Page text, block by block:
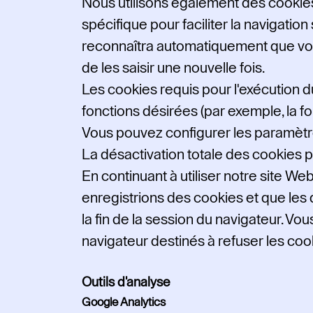
spécifique pour faciliter la navigation
reconnaîtra automatiquement que
de les saisir une nouvelle fois.
Les cookies requis pour l'exécution
fonctions désirées (par exemple, la
Vous pouvez configurer les
La désactivation totale des cookies
En continuant à utiliser notre site
enregistrions des cookies et que
la fin de la session du navigateur.
navigateur destinés à refuser les
Outils d'analyse
Google Analytics